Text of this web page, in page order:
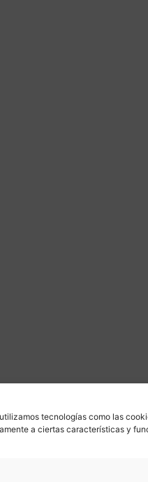
tecnologías como las
a ciertas características y